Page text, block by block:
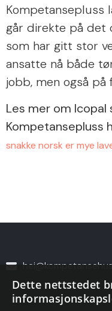
Kompetansepluss
går direkte på det
som har gitt stor
ansatte nå både
jobb, men også på
Les mer om Icopal
Kompetansepluss
snakke norsk er mye
Dette nettstedet